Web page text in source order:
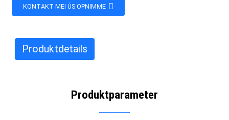
KONTAKT MEI ÚS OPNIMME
Produktdetails
Produktparameter